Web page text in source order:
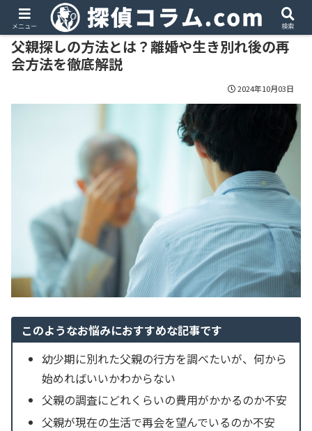
PR
父親探しの方法とは？離婚や生き別れ後の再
会方法を徹底解説
2024年10月03日
このようなお悩みにおすすめな記事です
幼少期に別れた父親の行方を調べたいが、何から
始めればいいかわからない
父親の調査にどれくらいの費用がかかるのか不安
父親が現在の生活で再会を望んでいるのか不安
メニュー 検索